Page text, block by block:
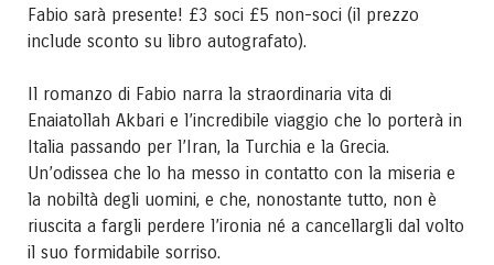
Fabio sarà presente! £3 soci £5 non-soci (il prezzo
include sconto su libro autografato).
Il romanzo di Fabio narra la straordinaria vita di
Enaiatollah Akbari e l’incredibile viaggio che lo porterà in
Italia passando per l’Iran, la Turchia e la Grecia.
Un’odissea che lo ha messo in contatto con la miseria e
la nobiltà degli uomini, e che, nonostante tutto, non è
riuscita a fargli perdere l’ironia né a cancellargli dal volto
il suo formidabile sorriso.